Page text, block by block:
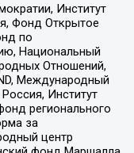
Институт
Фонд Открытое
по
Национальный
Отношений,
Международный
Институт
регионального
за
центр